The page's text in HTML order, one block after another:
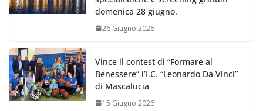
domenica 28 giugno.
26 Giugno 2026
Vince il contest di “Formare al
Benessere” l’I.C. “Leonardo Da Vinci”
di Mascalucia
15 Giugno 2026